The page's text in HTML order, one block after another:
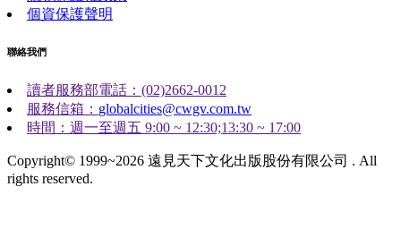
個資保護聲明
聯絡我們
讀者服務部電話：(02)2662-0012
服務信箱： globalcities@cwgv.com.tw
時間：週一至週五 9:00 ~ 12:30;13:30 ~ 17:00
Copyright© 1999~2026 遠見天下文化出版股份有限公司 . All
rights reserved.